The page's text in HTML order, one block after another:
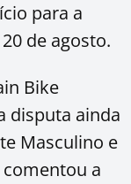
para a
de agosto.
Bike
disputa ainda
Masculino e
comentou a